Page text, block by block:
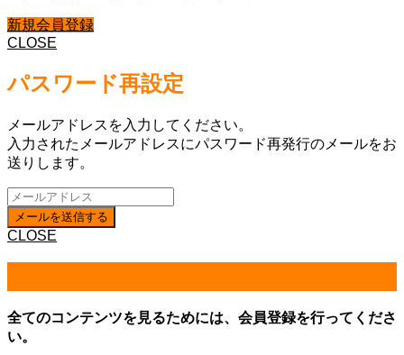
新規会員登録
CLOSE
パスワード再設定
メールアドレスを入力してください。
入力されたメールアドレスにパスワード再発行のメールをお
送りします。
CLOSE
全てのコンテンツを見るためには、会員登録を行ってくださ
い。